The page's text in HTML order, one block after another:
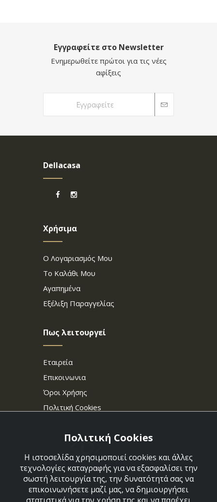
Εγγραφείτε στο Newsletter
Ενημερωθείτε πρώτοι για τις νέες
αφίξεις
Dellacasa
Χρήσιμα
Ο Λογαριασμός Μου
Το Καλάθι Μου
Αγαπημένα
Εξέλιξη Παραγγελίας
Πως λειτουργεί
Εταιρεία
Επικοινωνια
Όροι Χρήσης
Πολιτική Cookies
Στεφάνου Σαράφη 36,
Πολιτική Cookies
Η ιστοσελίδα χρησιμοποιεί cookies και άλλες
τεχνολογίες καταγραφής για να εξασφαλίσει την
σωστή λειτουργία της, την δυνατότητά σας να
επικοινωνήσετε μαζί μας, να δημιουργήσει